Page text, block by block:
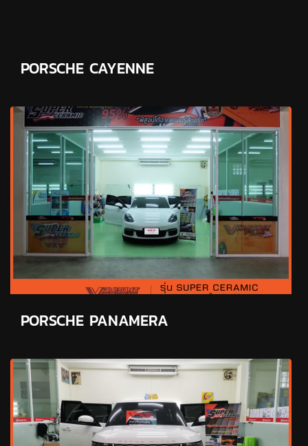
PORSCHE CAYENNE
PORSCHE PANAMERA